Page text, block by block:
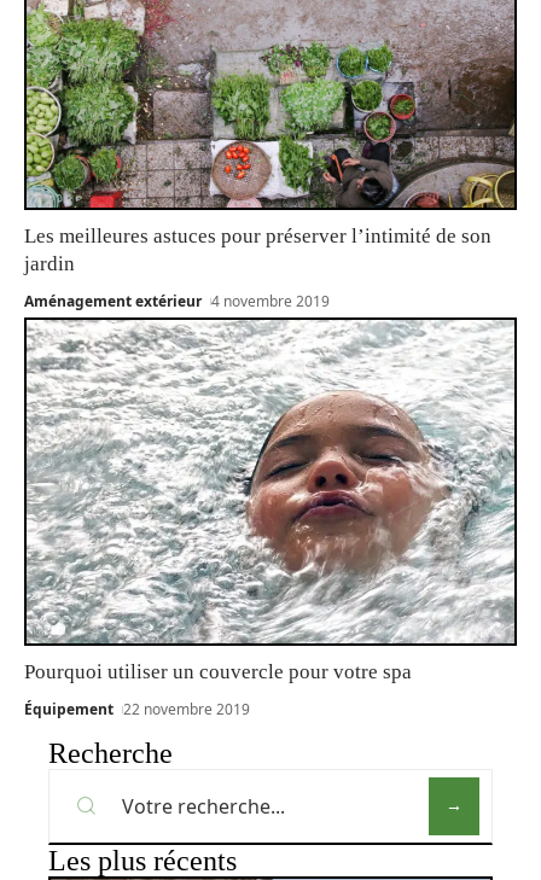
Les meilleures astuces pour préserver l’intimité de son
jardin
Aménagement extérieur 4 novembre 2019
Pourquoi utiliser un couvercle pour votre spa
Équipement 22 novembre 2019
Recherche
Les plus récents